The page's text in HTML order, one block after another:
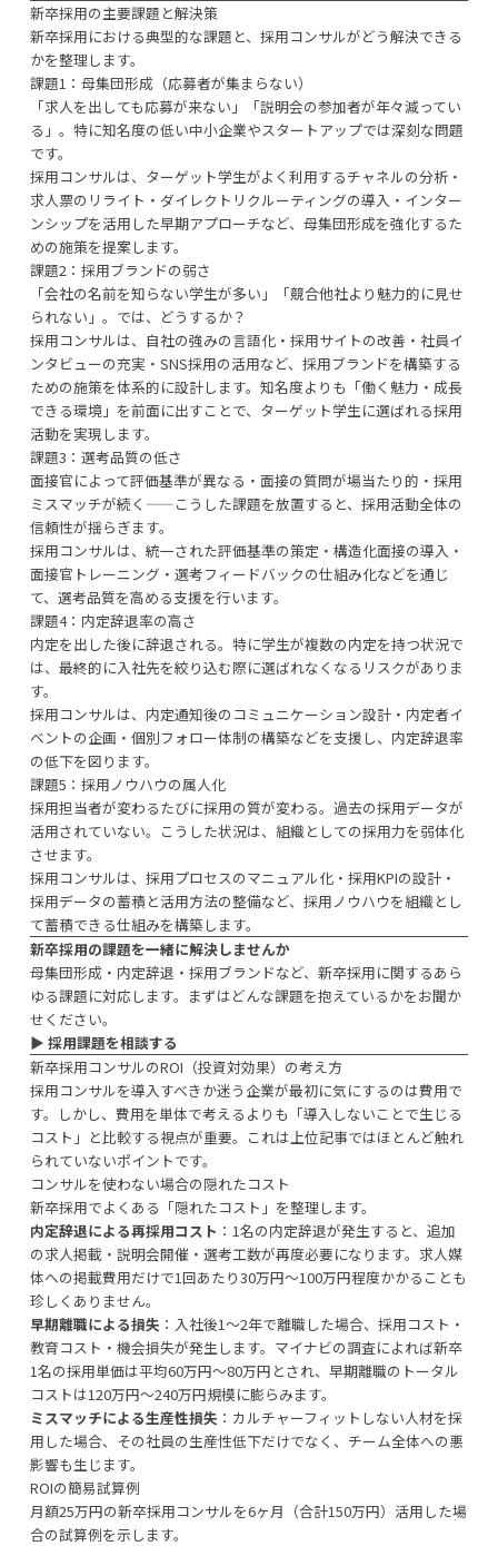
新卒採用の主要課題と解決策
新卒採用における典型的な課題と、採用コンサルがどう解決できる
かを整理します。
課題1：母集団形成（応募者が集まらない）
「求人を出しても応募が来ない」「説明会の参加者が年々減ってい
る」。特に知名度の低い中小企業やスタートアップでは深刻な問題
です。
採用コンサルは、ターゲット学生がよく利用するチャネルの分析・
求人票のリライト・ダイレクトリクルーティングの導入・インター
ンシップを活用した早期アプローチなど、母集団形成を強化するた
めの施策を提案します。
課題2：採用ブランドの弱さ
「会社の名前を知らない学生が多い」「競合他社より魅力的に見せ
られない」。では、どうするか？
採用コンサルは、自社の強みの言語化・採用サイトの改善・社員イ
ンタビューの充実・SNS採用の活用など、採用ブランドを構築する
ための施策を体系的に設計します。知名度よりも「働く魅力・成長
できる環境」を前面に出すことで、ターゲット学生に選ばれる採用
活動を実現します。
課題3：選考品質の低さ
面接官によって評価基準が異なる・面接の質問が場当たり的・採用
ミスマッチが続く——こうした課題を放置すると、採用活動全体の
信頼性が揺らぎます。
採用コンサルは、統一された評価基準の策定・構造化面接の導入・
面接官トレーニング・選考フィードバックの仕組み化などを通じ
て、選考品質を高める支援を行います。
課題4：内定辞退率の高さ
内定を出した後に辞退される。特に学生が複数の内定を持つ状況で
は、最終的に入社先を絞り込む際に選ばれなくなるリスクがありま
す。
採用コンサルは、内定通知後のコミュニケーション設計・内定者イ
ベントの企画・個別フォロー体制の構築などを支援し、内定辞退率
の低下を図ります。
課題5：採用ノウハウの属人化
採用担当者が変わるたびに採用の質が変わる。過去の採用データが
活用されていない。こうした状況は、組織としての採用力を弱体化
させます。
採用コンサルは、採用プロセスのマニュアル化・採用KPIの設計・
採用データの蓄積と活用方法の整備など、採用ノウハウを組織とし
て蓄積できる仕組みを構築します。
新卒採用の課題を一緒に解決しませんか
母集団形成・内定辞退・採用ブランドなど、新卒採用に関するあら
ゆる課題に対応します。まずはどんな課題を抱えているかをお聞か
せください。
▶︎ 採用課題を相談する
新卒採用コンサルのROI（投資対効果）の考え方
採用コンサルを導入すべきか迷う企業が最初に気にするのは費用で
す。しかし、費用を単体で考えるよりも「導入しないことで生じる
コスト」と比較する視点が重要。これは上位記事ではほとんど触れ
られていないポイントです。
コンサルを使わない場合の隠れたコスト
新卒採用でよくある「隠れたコスト」を整理します。
内定辞退による再採用コスト ：1名の内定辞退が発生すると、追加
の求人掲載・説明会開催・選考工数が再度必要になります。求人媒
体への掲載費用だけで1回あたり30万円〜100万円程度かかることも
珍しくありません。
早期離職による損失 ：入社後1〜2年で離職した場合、採用コスト・
教育コスト・機会損失が発生します。マイナビの調査によれば新卒
1名の採用単価は平均60万円〜80万円とされ、早期離職のトータル
コストは120万円〜240万円規模に膨らみます。
ミスマッチによる生産性損失 ：カルチャーフィットしない人材を採
用した場合、その社員の生産性低下だけでなく、チーム全体への悪
影響も生じます。
ROIの簡易試算例
月額25万円の新卒採用コンサルを6ヶ月（合計150万円）活用した場
合の試算例を示します。